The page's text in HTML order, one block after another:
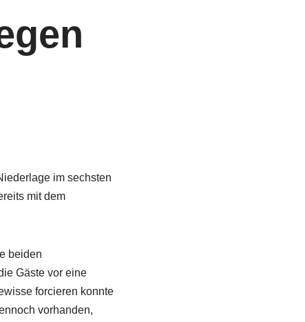
im sechsten
mit dem
beiden
Gäste vor eine
forcieren konnte
vorhanden,